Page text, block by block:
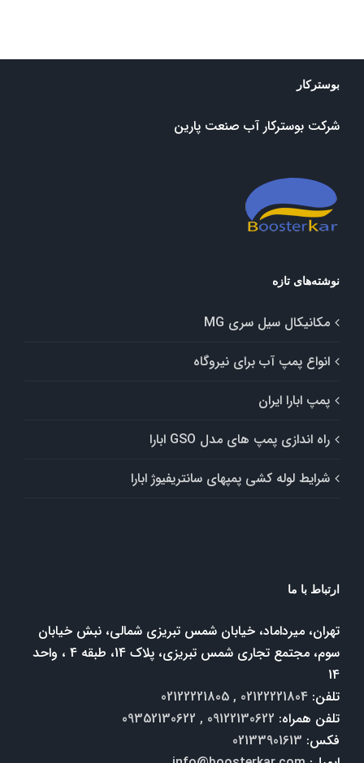
بوسترکار
شرکت بوسترکار آب صنعت پارین
نوشته‌های تازه
مکانیکال سیل سری MG
انواع پمپ آب برای نیروگاه
پمپ ابارا ایران
راه اندازی پمپ های مدل GSO ابارا
شرایط لوله کشی پمپهای سانتریفیوژ ابارا
ارتباط با ما
تهران، میرداماد، خیابان شمس تبریزی شمالی، نبش خیابان
سوم، مجتمع تجاری شمس تبریزی، پلاک 14، طبقه 4 ، واحد
14
تلفن: 02122221804 , 02122221805
تلفن همراه: 09122130622 , 09352130622
فکس: 02133901613